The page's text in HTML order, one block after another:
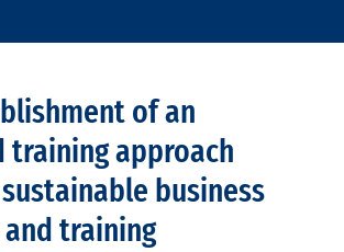
of an
training approach
business
training